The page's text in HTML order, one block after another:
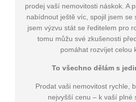
prodej vaší nemovitosti náskok. A
nabídnout ještě víc, spojil jsem se
jsem výzvu stát se ředitelem pro
tomu můžu své zkušenosti
pomáhat rozvíjet celou
To všechno dělám s
Prodat vaši nemovitost rychle,
nejvyšší cenu – k vaší plné